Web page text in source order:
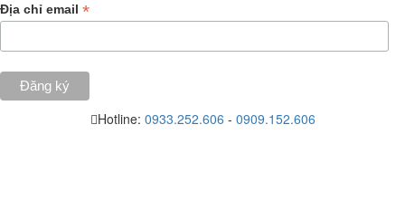
Địa chỉ email *
Hotline: 0933.252.606 - 0909.152.606